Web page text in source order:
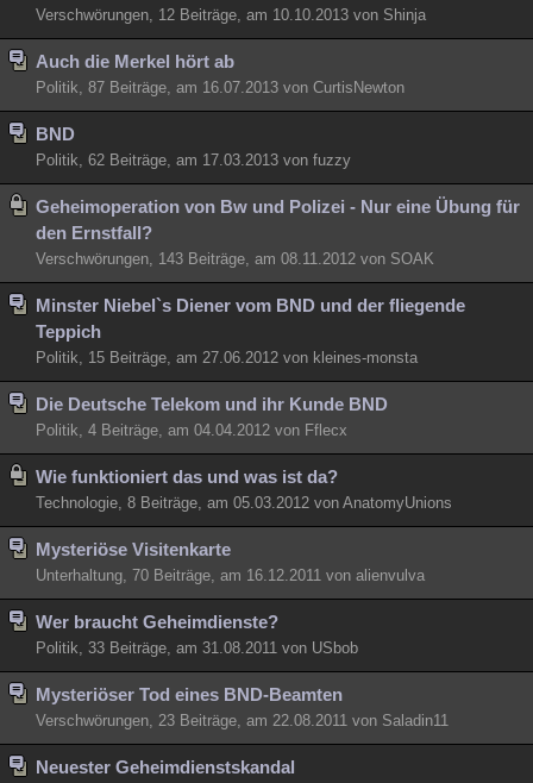
Verschwörungen, 12 Beiträge, am 10.10.2013 von Shinja
Auch die Merkel hört ab
Politik, 87 Beiträge, am 16.07.2013 von CurtisNewton
BND
Politik, 62 Beiträge, am 17.03.2013 von fuzzy
Geheimoperation von Bw und Polizei - Nur eine Übung für
den Ernstfall?
Verschwörungen, 143 Beiträge, am 08.11.2012 von SOAK
Minster Niebel`s Diener vom BND und der fliegende
Teppich
Politik, 15 Beiträge, am 27.06.2012 von kleines-monsta
Die Deutsche Telekom und ihr Kunde BND
Politik, 4 Beiträge, am 04.04.2012 von Fflecx
Wie funktioniert das und was ist da?
Technologie, 8 Beiträge, am 05.03.2012 von AnatomyUnions
Mysteriöse Visitenkarte
Unterhaltung, 70 Beiträge, am 16.12.2011 von alienvulva
Wer braucht Geheimdienste?
Politik, 33 Beiträge, am 31.08.2011 von USbob
Mysteriöser Tod eines BND-Beamten
Verschwörungen, 23 Beiträge, am 22.08.2011 von Saladin11
Neuester Geheimdienstskandal